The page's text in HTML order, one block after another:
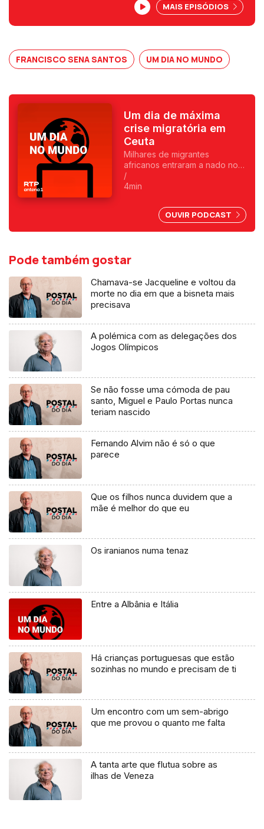
crónica de Francisco Sena Santos.
MAIS EPISÓDIOS
FRANCISCO SENA SANTOS UM DIA NO MUNDO
Um dia de máxima
crise migratória em
Ceuta
Milhares de migrantes
africanos entraram a nado no
enclave espanhol. Fica
exposta uma chantagem
Ocidental. Uma crónica de
Francisco Sena Santos.
/
4min
OUVIR PODCAST
Pode também gostar
Chamava-se Jacqueline e voltou da
morte no dia em que a bisneta mais
precisava
A polémica com as delegações dos
Jogos Olímpicos
Se não fosse uma cómoda de pau
santo, Miguel e Paulo Portas nunca
teriam nascido
Fernando Alvim não é só o que
parece
Que os filhos nunca duvidem que a
mãe é melhor do que eu
Os iranianos numa tenaz
Entre a Albânia e Itália
Há crianças portuguesas que estão
sozinhas no mundo e precisam de ti
Um encontro com um sem-abrigo
que me provou o quanto me falta
A tanta arte que flutua sobre as
ilhas de Veneza